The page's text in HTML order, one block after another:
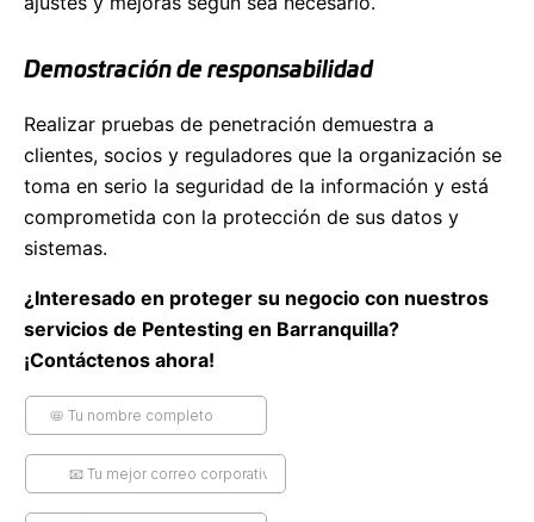
Demostración de responsabilidad
Realizar pruebas de penetración demuestra a
clientes, socios y reguladores que la organización se
toma en serio la seguridad de la información y está
comprometida con la protección de sus datos y
sistemas.
¿Interesado en proteger su negocio con nuestros
servicios de Pentesting en Barranquilla?
¡Contáctenos ahora!